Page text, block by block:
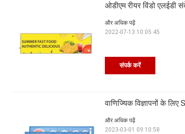
ओडीएम रीयर विंडो एलईडी
संपर्क करें
और अधिक पढ़ें
2022-07-13 10:05:45
वाणिज्यिक विज्ञापनों के
और अधिक पढ़ें
2023-03-01 09:10:58